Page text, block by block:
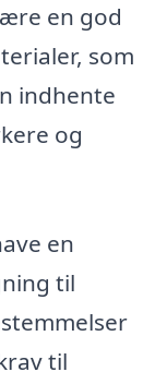
en god
som
indhente
og
en
til
til